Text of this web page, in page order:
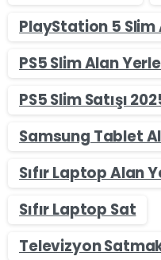
PlayStation 5
PS5 Slim Alan
PS5 Slim Satışı
Samsung Tablet
Sıfır Laptop Alan
Sıfır Laptop Sat
Televizyon